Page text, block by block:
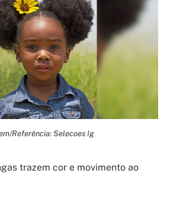
Referência: Selecoes Ig
trazem cor e movimento ao